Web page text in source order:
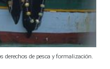
derechos de pesca y formalización.